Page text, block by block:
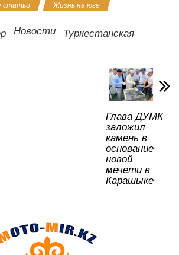
n
o
e
gr
.R
u
а
и
ть
статьи Жизнь на юге
Новости
Туркестанская
Глава ДУМК
заложил
камень в
основание
новой
мечети в
Карашыке